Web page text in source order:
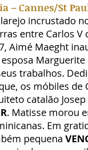
– Cannes/St
incrustado
entre Carlos V
Aimé Maeght
esposa
trabalhos.
os móbiles de
catalão
. Matisse morou
Em
pequena